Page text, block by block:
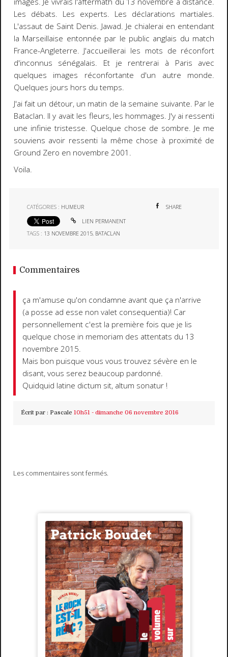
Les débats. Les experts. Les déclarations martiales.
L'assaut de Saint Denis. Jawad. Je chialerai en entendant
la Marseillaise entonnée par le public anglais du match
France-Angleterre. J'accueillerai les mots de réconfort
d'inconnus sénégalais. Et je rentrerai à Paris avec
quelques images réconfortante d'un autre monde.
Quelques jours hors du temps.
J'ai fait un détour, un matin de la semaine suivante. Par le
Bataclan. Il y avait les fleurs, les hommages. J'y ai ressenti
une infinie tristesse. Quelque chose de sombre. Je me
souviens avoir ressenti la même chose à proximité de
Ground Zero en novembre 2001.
Voila.
CATÉGORIES : HUMEUR SHARE
LIEN PERMANENT
TAGS : 13 NOVEMBRE 2015, BATACLAN
Commentaires
ça m'amuse qu'on condamne avant que ça n'arrive
(a posse ad esse non valet consequentia)! Car
personnellement c'est la première fois que je lis
quelque chose in memoriam des attentats du 13
novembre 2015.
Mais bon puisque vous vous trouvez sévère en le
disant, vous serez beaucoup pardonné.
Quidquid latine dictum sit, altum sonatur !
Écrit par : Pascale 10h51- dimanche 06 novembre 2016
Les commentaires sont fermés.